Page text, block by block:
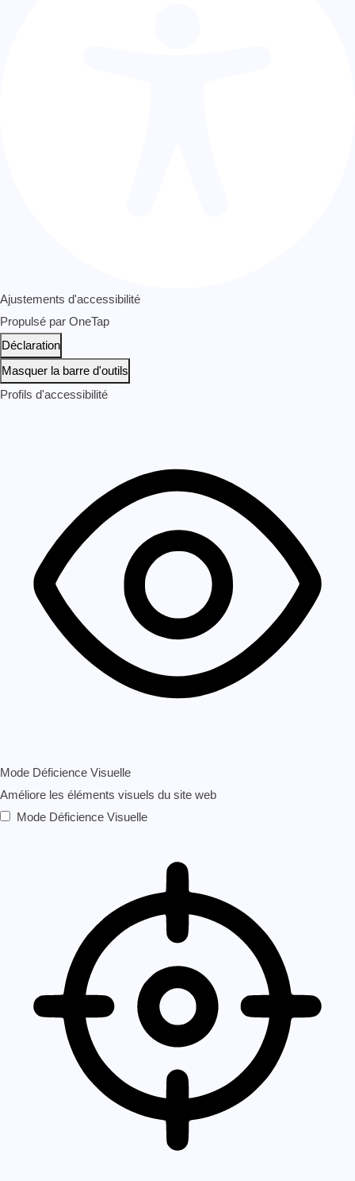
Ajustements d'accessibilité
Propulsé par OneTap
Déclaration
Masquer la barre d'outils
Profils d'accessibilité
Mode Déficience Visuelle
Améliore les éléments visuels du site web
Mode Déficience Visuelle